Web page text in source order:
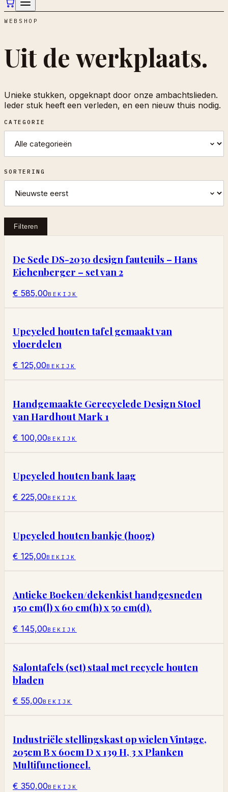
WEBSHOP
Uit de werkplaats.
Unieke stukken, opgeknapt door onze ambachtslieden.
Ieder stuk heeft een verleden, en een nieuw thuis nodig.
CATEGORIE
SORTERING
Filteren
De Sede DS-2030 design fauteuils – Hans
Eichenberger – set van 2
€ 585,00BEKIJK
Upcycled houten tafel gemaakt van
vloerdelen
€ 125,00BEKIJK
Handgemaakte Gerecyclede Design Stoel
van Hardhout Mark 1
€ 100,00BEKIJK
Upcycled houten bank laag
€ 225,00BEKIJK
Upcycled houten bankje (hoog)
€ 125,00BEKIJK
Antieke Boeken/dekenkist handgesneden
150 cm(l) x 60 cm(h) x 50 cm(d).
€ 145,00BEKIJK
Salontafels (set) staal met recycle houten
bladen
€ 55,00BEKIJK
Industriële stellingskast op wielen Vintage,
205cm B x 60cm D x 139 H, 3 x Planken
Multifunctioneel.
€ 350,00BEKIJK